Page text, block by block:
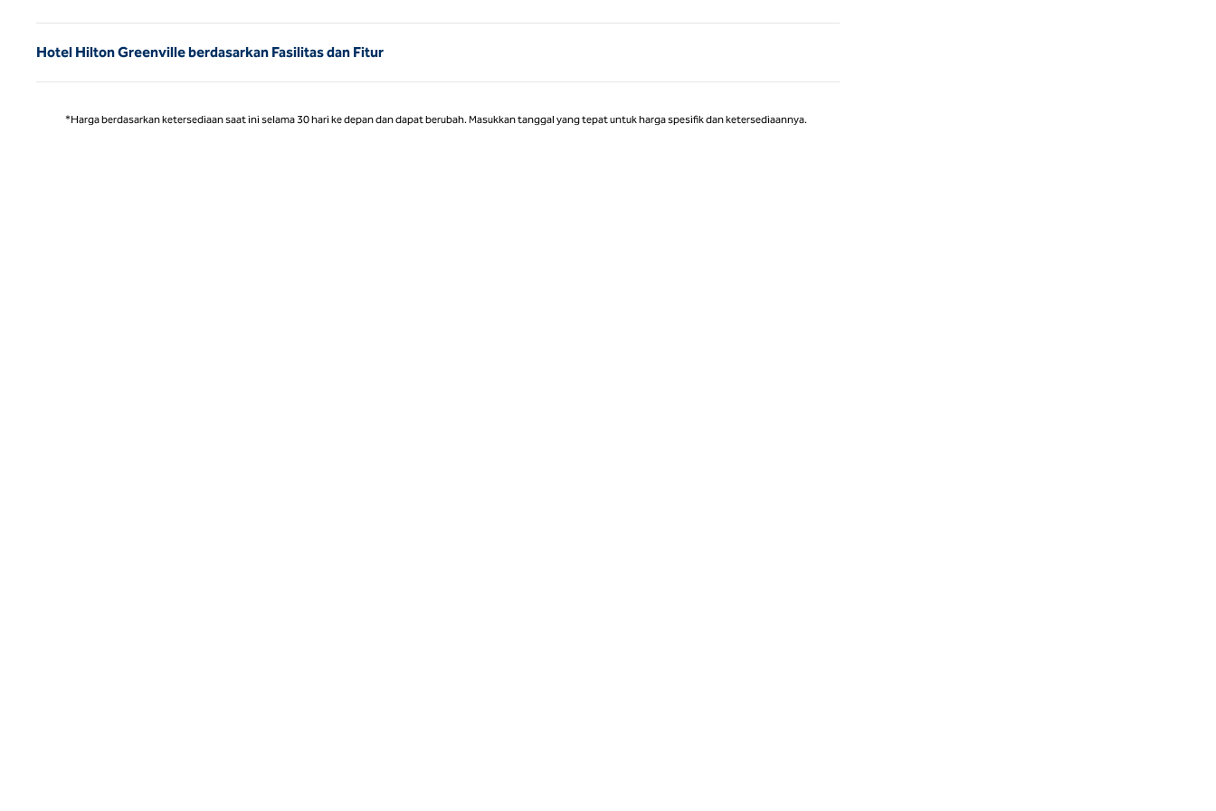
Hotel Hilton Greenville berdasarkan Fasilitas dan Fitur
*Harga berdasarkan ketersediaan saat ini selama 30 hari ke depan dan dapat berubah. Masukkan tanggal yang tepat untuk harga spesifik dan ketersediaannya.